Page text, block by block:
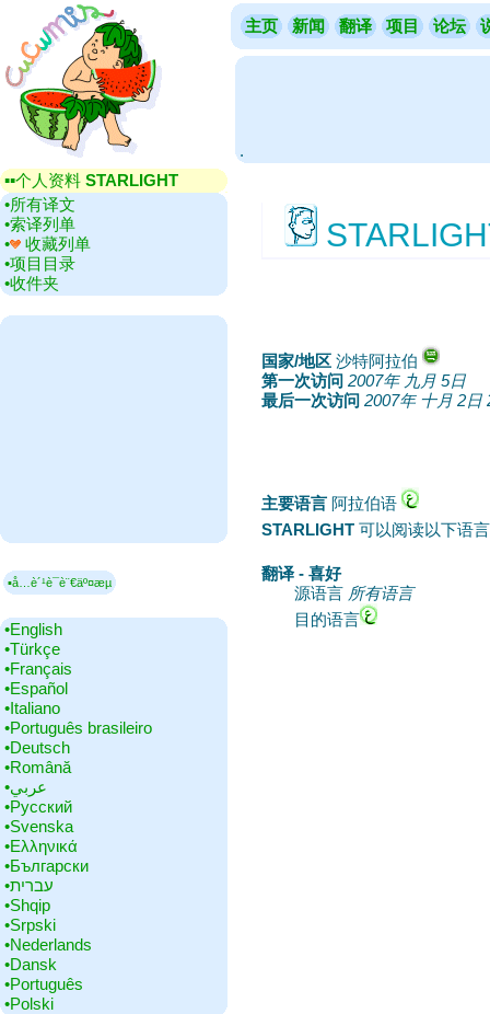
主页 新闻 翻译 项目 论坛
.
▪▪‎个人资料 STARLIGHT
•‎所有译文
•‎索译列单
•‎
收藏列单
•‎项目目录
•‎收件夹
▪å…è´¹è¯­è¨€äº¤æµ
•‎English
•‎Türkçe
•‎Français
•‎Español
•‎Italiano
•‎Português brasileiro
•‎Deutsch
•‎Română
•‎عربي
•‎Русский
•‎Svenska
•‎Ελληνικά
•‎Български
•‎עברית
•‎Shqip
•‎Srpski
•‎Nederlands
•‎Dansk
•‎Português
•‎Polski
国家/地区 ‎沙特阿拉伯
第一次访问 2007年 九月 5日
最后一次访问 2007年 十月 2日
主要语言 ‎阿拉伯语
STARLIGHT 可以阅读以下语
翻译 - 喜好
源语言 所有语言
目的语言